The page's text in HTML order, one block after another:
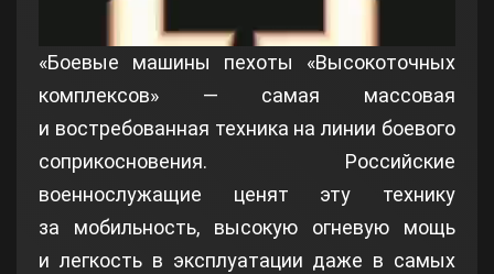
«Боевые машины пехоты «Высокоточных
комплексов» — самая массовая
и востребованная техника на линии боевого
соприкосновения. Российские
военнослужащие ценят эту технику
за мобильность, высокую огневую мощь
и легкость в эксплуатации даже в самых